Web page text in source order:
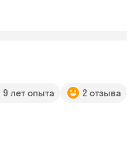
9 лет опыта 2 отзыва